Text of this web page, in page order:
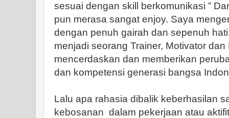
sesuai dengan skill berkomunikasi ”
pun merasa sangat enjoy. Saya
dengan penuh gairah dan sepenuh
menjadi seorang Trainer, Motivator
mencerdaskan dan memberikan
dan kompetensi generasi bangsa
Lalu apa rahasia dibalik keberhasilan
kebosanan dalam pekerjaan atau